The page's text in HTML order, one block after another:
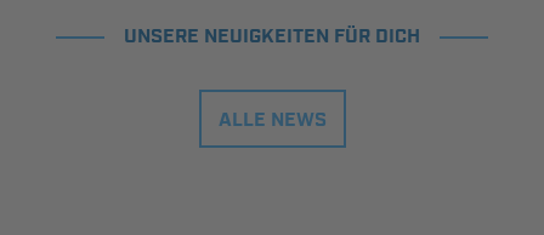
UNSERE NEUIGKEITEN FÜR DICH
ALLE NEWS